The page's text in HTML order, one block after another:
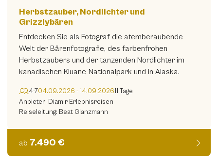
Herbstzauber, Nordlichter und
Grizzlybären
Entdecken Sie als Fotograf die atemberaubende
Welt der Bärenfotografie, des farbenfrohen
Herbstzaubers und der tanzenden Nordlichter im
kanadischen Kluane-Nationalpark und in Alaska.
4-704.09.2026 - 14.09.202611 Tage
Anbieter: Diamir Erlebnisreisen
Reiseleitung: Beat Glanzmann
ab 7.490 €